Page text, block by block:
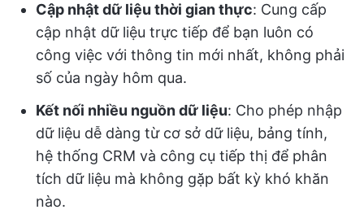
Cập nhật dữ liệu thời gian thực: Cung cấp
cập nhật dữ liệu trực tiếp để bạn luôn có
công việc với thông tin mới nhất, không phải
số của ngày hôm qua.
Kết nối nhiều nguồn dữ liệu: Cho phép nhập
dữ liệu dễ dàng từ cơ sở dữ liệu, bảng tính,
hệ thống CRM và công cụ tiếp thị để phân
tích dữ liệu mà không gặp bất kỳ khó khăn
nào.